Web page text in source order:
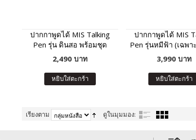
ปากกาพูดได้ MIS Talking
Pen รุ่น ดินสอ พร้อมชุด
หนังสือเสริมภาษา พัฒนา IQ
2,490 บาท
หยิบใส่ตะกร้า
ปากกาพูดได้ MIS
Pen รุ่นหมีฟ้า (เฉพา
พูดได้ ไม่มีหนังสือใ
3,990 บาท
หยิบใส่ตะกร้า
เรียงตาม ดูในมุมมอง: